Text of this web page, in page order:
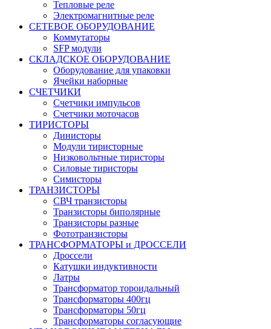
Тепловые реле
Электромагнитные реле
СЕТЕВОЕ ОБОРУДОВАНИЕ
Коммутаторы
SFP модули
СКЛАДСКОЕ ОБОРУДОВАНИЕ
Оборудование для упаковки
Ячейки наборные
СЧЕТЧИКИ
Счетчики импульсов
Счетчики моточасов
ТИРИСТОРЫ
Динисторы
Модули тиристорные
Низковольтные тиристоры
Силовые тиристоры
Симисторы
ТРАНЗИСТОРЫ
СВЧ транзисторы
Транзисторы биполярные
Транзисторы разные
Фототранзисторы
ТРАНСФОРМАТОРЫ и ДРОССЕЛИ
Дроссели
Катушки индуктивности
Латры
Трансформатор тороидальный
Трансформаторы 400гц
Трансформаторы 50гц
Трансформаторы согласующие